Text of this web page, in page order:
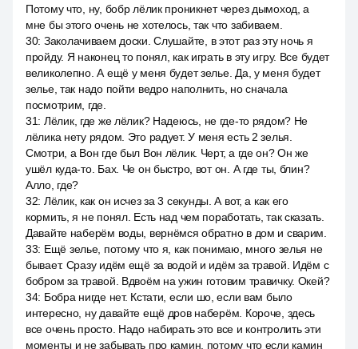
Потому что, ну, бобр лёлик проникнет через дымоход, а
мне бы этого очень не хотелось, так что забиваем.
30: Заколачиваем доски. Слушайте, в этот раз эту ночь я
пройду. Я наконец то понял, как играть в эту игру. Все будет
великолепно. А ещё у меня будет зелье. Да, у меня будет
зелье, так надо пойти ведро наполнить, но сначала
посмотрим, где.
31: Лёлик, где же лёлик? Надеюсь, не где-то рядом? Не
лёлика нету рядом. Это радует. У меня есть 2 зелья.
Смотри, а Вон где был Вон лёлик. Черт, а где он? Он же
ушёл куда-то. Бах. Че он быстро, вот он. А где ты, блин?
Алло, где?
32: Лёлик, как он исчез за 3 секунды. А вот, а как его
кормить, я не понял. Есть над чем поработать, так сказать.
Давайте наберём воды, вернёмся обратно в дом и сварим.
33: Ещё зелье, потому что я, как понимаю, много зелья не
бывает. Сразу идём ещё за водой и идём за травой. Идём с
бобром за травой. Вдвоём на ужин готовим травичку. Окей?
34: Бобра нигде нет. Кстати, если шо, если вам было
интересно, ну давайте ещё дров наберём. Короче, здесь
все очень просто. Надо набирать это все и контролить эти
моменты и не забывать про камин, потому что если камин